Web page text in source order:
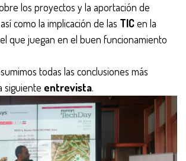
los proyectos y la aportación de
como la implicación de las TICen la
que juegan en el buen funcionamiento
todas las conclusiones más
siguiente entrevista.